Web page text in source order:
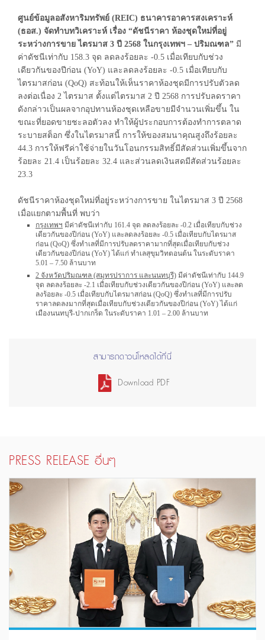
ศูนย์ข้อมูลอสังหาริมทรัพย์ (REIC) ธนาคารอาคารสงเคราะห์
(ธอส.) จัดทำบทวิเคราะห์ เรื่อง “ดัชนีราคา ห้องชุดใหม่ที่อยู่
ระหว่างการขาย ไตรมาส 3 ปี 2568 ในกรุงเทพฯ – ปริมณฑล” มี
ค่าดัชนีเท่ากับ 158.3 จุด ลดลงร้อยละ -0.5 เมื่อเทียบกับช่วง
เดียวกันของปีก่อน (YoY) และลดลงร้อยละ -0.5 เมื่อเทียบกับ
ไตรมาสก่อน (QoQ) สะท้อนให้เห็นราคาห้องชุดมีการปรับตัวลด
ลงต่อเนื่อง 2 ไตรมาส ตั้งแต่ไตรมาส 2 ปี 2568 การปรับลดราคา
ดังกล่าวเป็นผลจากอุปทานห้องชุดเหลือขายมีจำนวนเพิ่มขึ้น ใน
ขณะที่ยอดขายชะลอตัวลง ทำให้ผู้ประกอบการต้องทำการตลาด
ระบายสต็อก ซึ่งในไตรมาสนี้ การให้ของสมนาคุณสูงถึงร้อยละ
44.3 การให้ฟรีค่าใช้จ่ายในวันโอนกรรมสิทธิ์มีสัดส่วนเพิ่มขึ้นจาก
ร้อยละ 21.4 เป็นร้อยละ 32.4 และส่วนลดเงินสดมีสัดส่วนร้อยละ
23.3
ดัชนีราคาห้องชุดใหม่ที่อยู่ระหว่างการขาย ในไตรมาส 3 ปี 2568
เมื่อแยกตามพื้นที่ พบว่า
กรุงเทพฯ มีค่าดัชนีเท่ากับ 161.4 จุด ลดลงร้อยละ -0.2 เมื่อเทียบกับช่วง
เดียวกันของปีก่อน (YoY) และลดลงร้อยละ -0.5 เมื่อเทียบกับไตรมาส
ก่อน (QoQ) ซึ่งทำเลที่มีการปรับลดราคามากที่สุดเมื่อเทียบกับช่วง
เดียวกันของปีก่อน (YoY) ได้แก่ ทำเลสุขุมวิทตอนต้น ในระดับราคา
5.01 – 7.50 ล้านบาท
2 จังหวัดปริมณฑล (สมุทรปราการ และนนทบุรี) มีค่าดัชนีเท่ากับ 144.9
จุด ลดลงร้อยละ -2.1 เมื่อเทียบกับช่วงเดียวกันของปีก่อน (YoY) และลด
ลงร้อยละ -0.5 เมื่อเทียบกับไตรมาสก่อน (QoQ) ซึ่งทำเลที่มีการปรับ
ราคาลดลงมากที่สุดเมื่อเทียบกับช่วงเดียวกันของปีก่อน (YoY) ได้แก่
เมืองนนทบุรี-ปากเกร็ด ในระดับราคา 1.01 – 2.00 ล้านบาท
สามารถดาวน์โหลดได้ที่นี่
Download PDF
PRESS RELEASE อื่นๆ